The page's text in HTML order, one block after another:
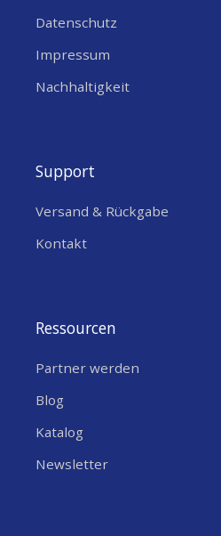
Datenschutz
Impressum
Nachhaltigkeit
Support
Versand & Rückgabe
Kontakt
Ressourcen
Partner werden
Blog
Katalog
Newsletter